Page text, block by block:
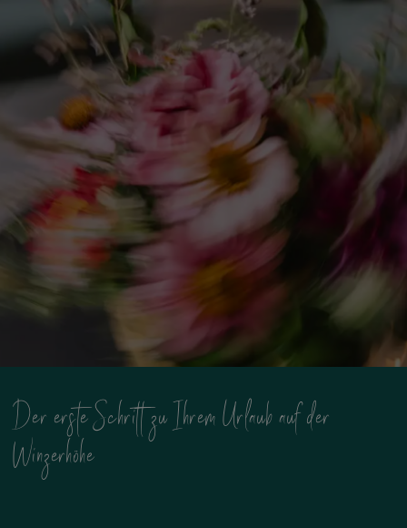
Zahlung
Der erste Schritt zu Ihrem Urlaub auf der
Winzerhöhe